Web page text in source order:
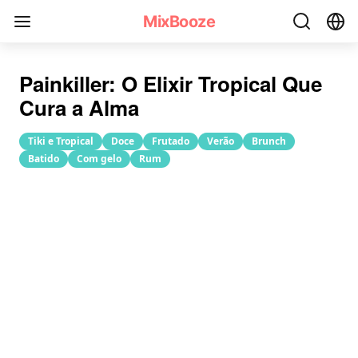
MixBooze
Painkiller: O Elixir Tropical Que
Cura a Alma
Tiki e Tropical Doce Frutado Verão
Brunch
Batido
Com gelo Rum